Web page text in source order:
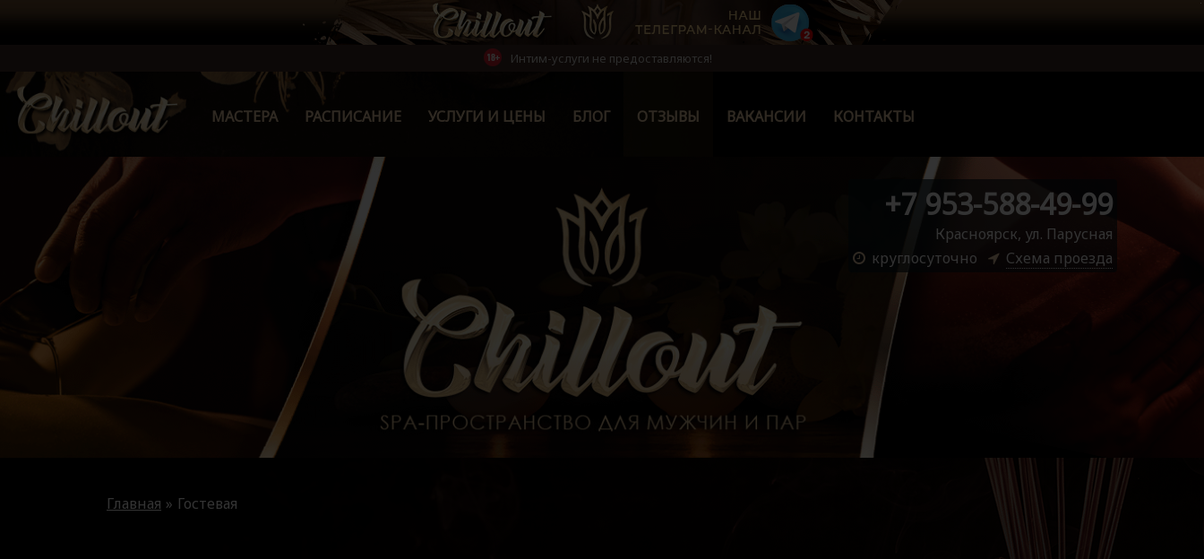
Интим-услуги не предоставляются!
МАСТЕРА РАСПИСАНИЕ УСЛУГИ И ЦЕНЫ БЛОГ ОТЗЫВЫ ВАКАНСИИ КОНТАКТЫ
+7 953-588-49-99
Красноярск, ул. Парусная
круглосуточно
Схема проезда
Главная Гостевая